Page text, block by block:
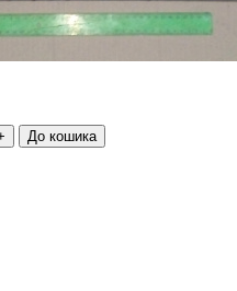
До кошика